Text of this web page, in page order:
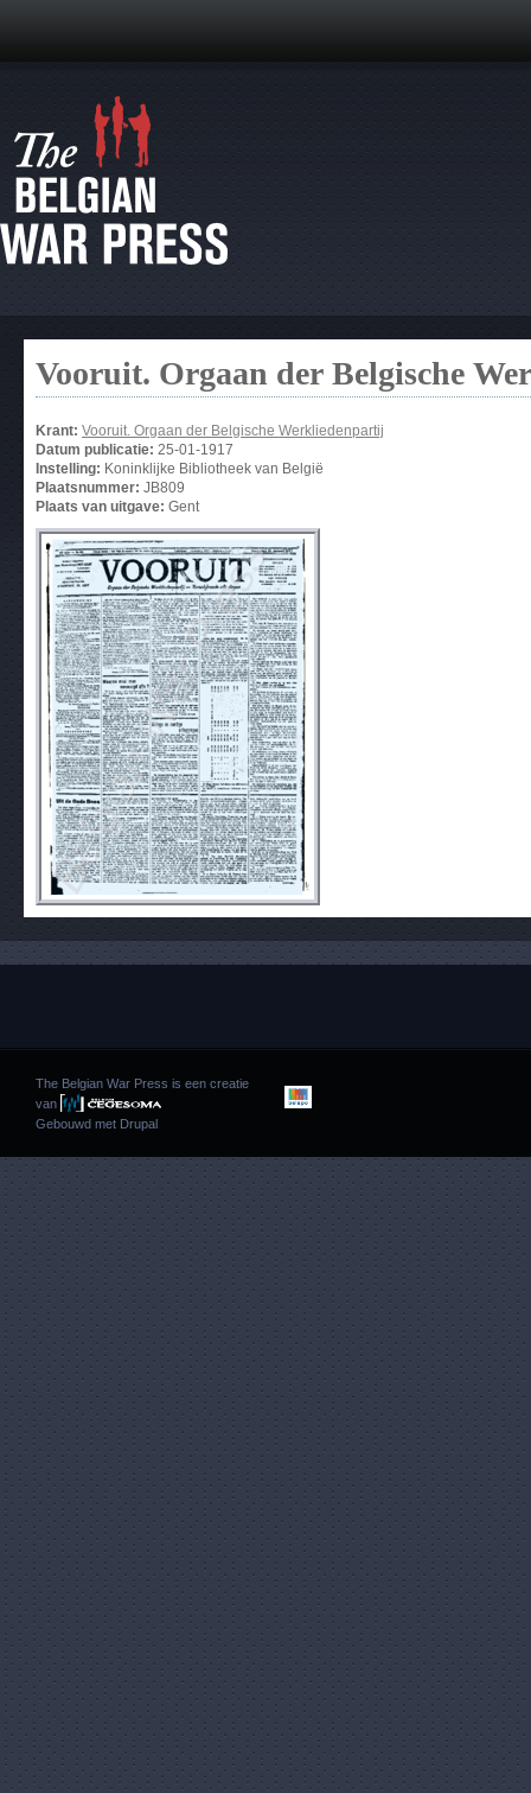
Vooruit. Orgaan der Belgische
Krant: Vooruit. Orgaan der Belgische Werkliedenpartij
Datum publicatie: 25-01-1917
Instelling: Koninklijke Bibliotheek van België
Plaatsnummer: JB809
Plaats van uitgave: Gent
The Belgian War Press is een creatie
van
Gebouwd met Drupal